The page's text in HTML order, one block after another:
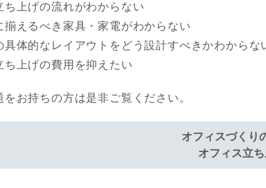
ち上げの流れがわからない
揃えるべき家具・家電がわからない
具体的なレイアウトをどう設計すべきかわからな
ち上げの費用を抑えたい
をお持ちの方は是非ご覧ください。
オフィスづくり
オフィス立